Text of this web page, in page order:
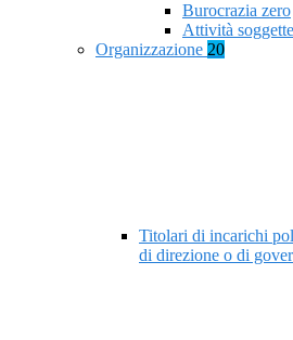
Burocrazia zero
Attività
Organizzazione 20
Titolari di incarichi
di direzione o di